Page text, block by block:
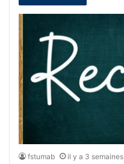
fstumab il y a 3 semaines